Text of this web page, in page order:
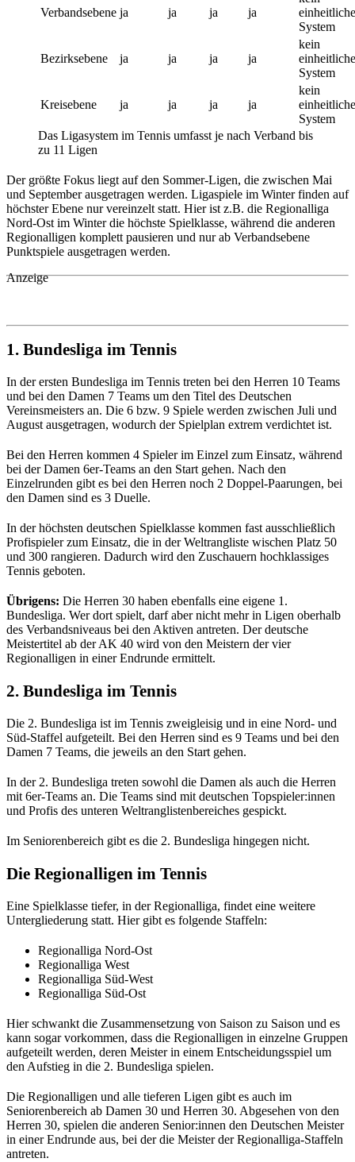
Verbandsebene ja ja ja ja
System
Bezirksebene ja ja ja ja
kein
System
Kreisebene ja ja ja ja
kein
System
Das Ligasystem im Tennis umfasst je nach Verband bis
zu 11 Ligen
Der größte Fokus liegt auf den Sommer-Ligen, die zwischen Mai
und September ausgetragen werden. Ligaspiele im Winter finden auf
höchster Ebene nur vereinzelt statt. Hier ist z.B. die Regionalliga
Nord-Ost im Winter die höchste Spielklasse, während die anderen
Regionalligen komplett pausieren und nur ab Verbandsebene
Punktspiele ausgetragen werden.
Anzeige
1. Bundesliga im Tennis
In der ersten Bundesliga im Tennis treten bei den Herren 10 Teams
und bei den Damen 7 Teams um den Titel des Deutschen
Vereinsmeisters an. Die 6 bzw. 9 Spiele werden zwischen Juli und
August ausgetragen, wodurch der Spielplan extrem verdichtet ist.
Bei den Herren kommen 4 Spieler im Einzel zum Einsatz, während
bei der Damen 6er-Teams an den Start gehen. Nach den
Einzelrunden gibt es bei den Herren noch 2 Doppel-Paarungen, bei
den Damen sind es 3 Duelle.
In der höchsten deutschen Spielklasse kommen fast ausschließlich
Profispieler zum Einsatz, die in der Weltrangliste wischen Platz 50
und 300 rangieren. Dadurch wird den Zuschauern hochklassiges
Tennis geboten.
Übrigens: Die Herren 30 haben ebenfalls eine eigene 1.
Bundesliga. Wer dort spielt, darf aber nicht mehr in Ligen oberhalb
des Verbandsniveaus bei den Aktiven antreten. Der deutsche
Meistertitel ab der AK 40 wird von den Meistern der vier
Regionalligen in einer Endrunde ermittelt.
2. Bundesliga im Tennis
Die 2. Bundesliga ist im Tennis zweigleisig und in eine Nord- und
Süd-Staffel aufgeteilt. Bei den Herren sind es 9 Teams und bei den
Damen 7 Teams, die jeweils an den Start gehen.
In der 2. Bundesliga treten sowohl die Damen als auch die Herren
mit 6er-Teams an. Die Teams sind mit deutschen Topspieler:innen
und Profis des unteren Weltranglistenbereiches gespickt.
Im Seniorenbereich gibt es die 2. Bundesliga hingegen nicht.
Die Regionalligen im Tennis
Eine Spielklasse tiefer, in der Regionalliga, findet eine weitere
Untergliederung statt. Hier gibt es folgende Staffeln:
Regionalliga Nord-Ost
Regionalliga West
Regionalliga Süd-West
Regionalliga Süd-Ost
Hier schwankt die Zusammensetzung von Saison zu Saison und es
kann sogar vorkommen, dass die Regionalligen in einzelne Gruppen
aufgeteilt werden, deren Meister in einem Entscheidungsspiel um
den Aufstieg in die 2. Bundesliga spielen.
Die Regionalligen und alle tieferen Ligen gibt es auch im
Seniorenbereich ab Damen 30 und Herren 30. Abgesehen von den
Herren 30, spielen die anderen Senior:innen den Deutschen Meister
in einer Endrunde aus, bei der die Meister der Regionalliga-Staffeln
antreten.